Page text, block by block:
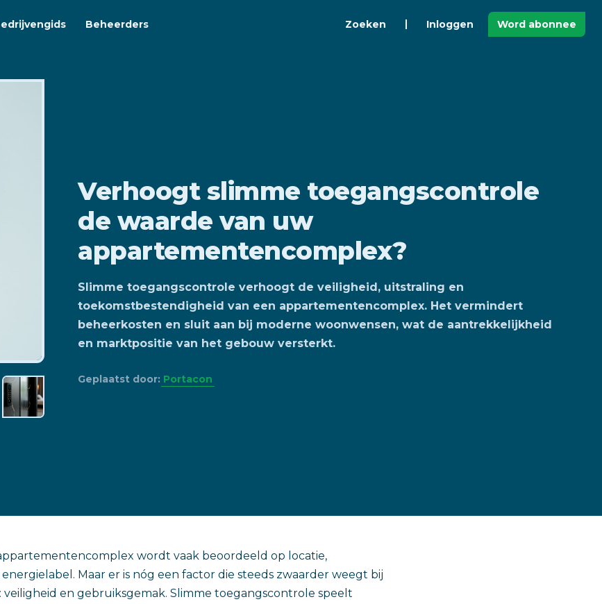
Beheerders Zoeken Inloggen Word abonnee
Verhoogt slimme toegangscontrole
de waarde van uw
appartementencomplex?
Slimme toegangscontrole verhoogt de veiligheid, uitstraling en
toekomstbestendigheid van een appartementencomplex. Het vermindert
beheerkosten en sluit aan bij moderne woonwensen, wat de aantrekkelijkheid
en marktpositie van het gebouw versterkt.
Geplaatst door: Portacon
wordt vaak beoordeeld op locatie,
Maar er is nóg een factor die steeds zwaarder weegt bij
veiligheid en gebruiksgemak. Slimme toegangscontrole speelt